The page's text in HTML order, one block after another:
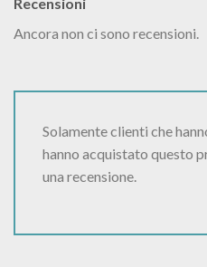
Recensioni
Ancora non ci sono recensioni.
Solamente clienti che
hanno acquistato questo
una recensione.